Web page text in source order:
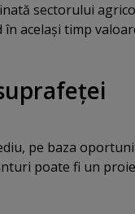
sectorului
acelaşi timp
pe baza
poate fi un